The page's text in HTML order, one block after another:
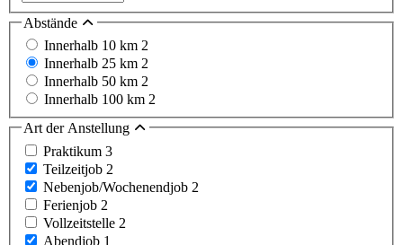
Abstände
Innerhalb 10 km 2
Innerhalb 25 km 2
Innerhalb 50 km 2
Innerhalb 100 km 2
Art der Anstellung
Praktikum 3
Teilzeitjob 2
Nebenjob/Wochenendjob 2
Ferienjob 2
Vollzeitstelle 2
Abendjob 1